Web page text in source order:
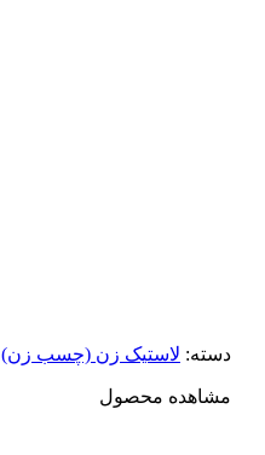
دسته: لاستیک زن (چسب زن)
مشاهده محصول